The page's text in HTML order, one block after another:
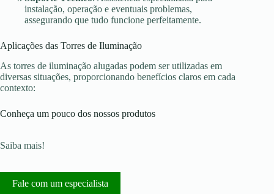
instalação, operação e eventuais problemas,
assegurando que tudo funcione perfeitamente.
Aplicações das Torres de Iluminação
As torres de iluminação alugadas podem ser utilizadas em
diversas situações, proporcionando benefícios claros em cada
contexto:
Conheça um pouco dos nossos produtos
Saiba mais!
Fale com um especialista